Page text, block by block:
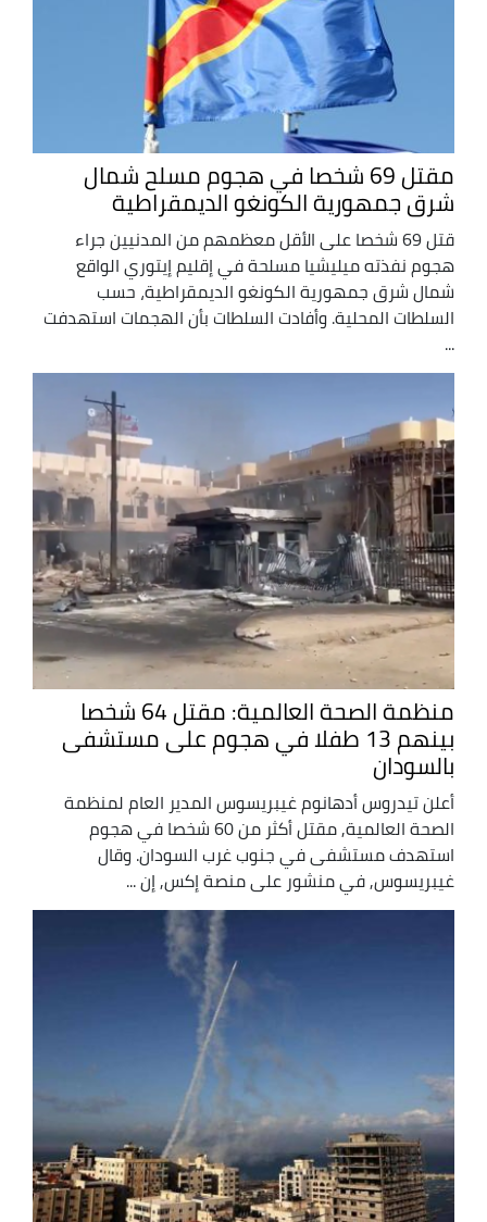
مقتل 69 شخصا في هجوم مسلح شمال
شرق جمهورية الكونغو الديمقراطية
قتل 69 شخصا على الأقل معظمهم من المدنيين جراء
هجوم نفذته ميليشيا مسلحة في إقليم إيتوري الواقع
شمال شرق جمهورية الكونغو الديمقراطية، حسب
السلطات المحلية. وأفادت السلطات بأن الهجمات استهدفت
منظمة الصحة العالمية: مقتل 64 شخصا
بينهم 13 طفلا في هجوم على مستشفى
بالسودان
أعلن تيدروس أدهانوم غيبريسوس المدير العام لمنظمة
الصحة العالمية, مقتل أكثر من 60 شخصا في هجوم
استهدف مستشفى في جنوب غرب السودان. وقال
غيبريسوس, في منشور على منصة إكس, إن ...